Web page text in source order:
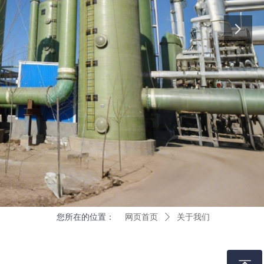
网页首页 ꄲ 关于我们
您所在的位置：